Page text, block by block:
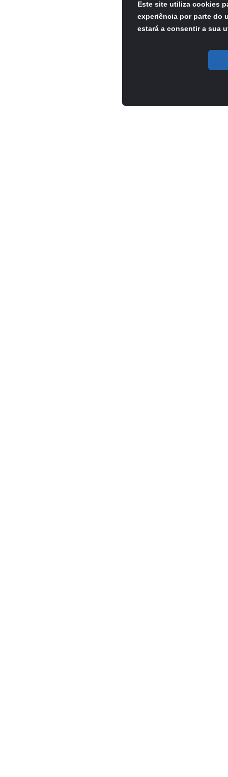
Este site utiliza cookies
experiência por parte do
estará a consentir a sua